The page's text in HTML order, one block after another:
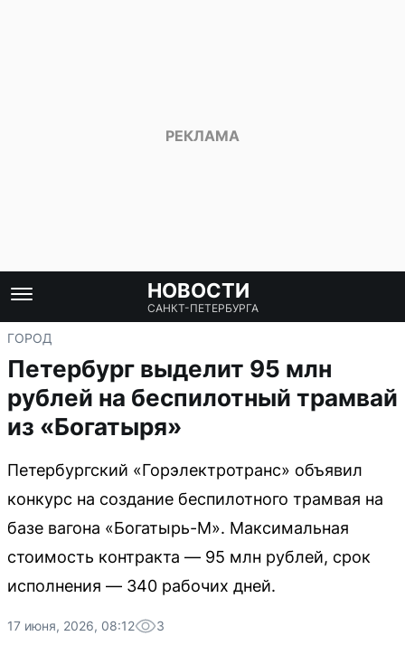
НОВОСТИ
САНКТ-ПЕТЕРБУРГА
ГОРОД
Петербург выделит 95 млн
рублей на беспилотный трамвай
из «Богатыря»
Петербургский «Горэлектротранс» объявил
конкурс на создание беспилотного трамвая на
базе вагона «Богатырь-М». Максимальная
стоимость контракта — 95 млн рублей, срок
исполнения — 340 рабочих дней.
17 июня, 2026, 08:12 3